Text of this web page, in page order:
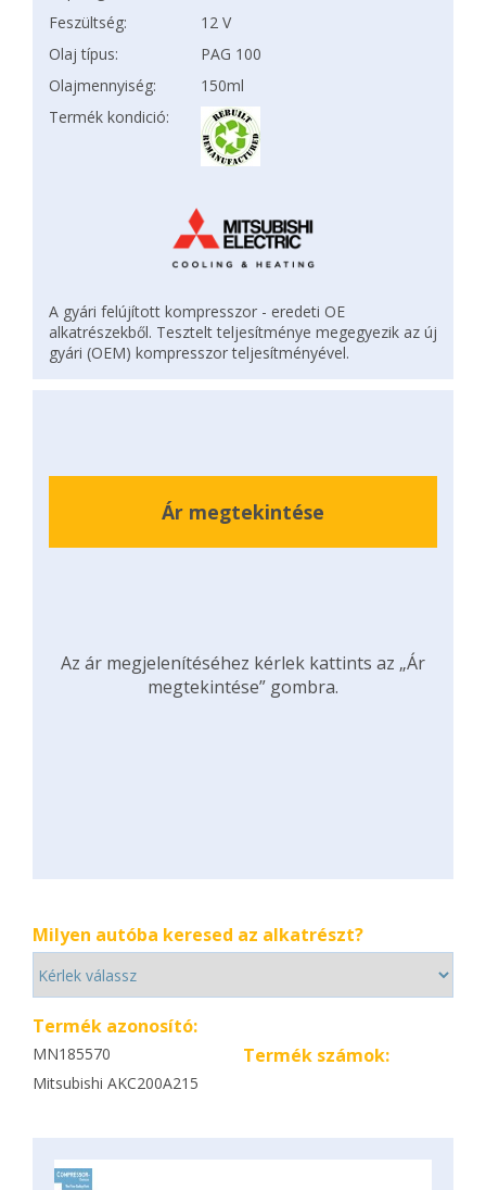
Feszültség:
12 V
Olaj típus:
PAG 100
Olajmennyiség:
150ml
Termék kondició:
A gyári felújított kompresszor - eredeti OE
alkatrészekből. Tesztelt teljesítménye megegyezik az új
gyári (OEM) kompresszor teljesítményével.
Ár megtekintése
Az ár megjelenítéséhez kérlek kattints az „Ár
megtekintése” gombra.
Milyen autóba keresed az alkatrészt?
Termék azonosító:
MN185570 Termék számok:
Mitsubishi AKC200A215